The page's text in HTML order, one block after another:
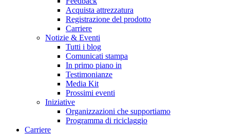
Acquista attrezzatura
Registrazione del prodotto
Carriere
Notizie & Eventi
Tutti i blog
Comunicati stampa
In primo piano in
Testimonianze
Media Kit
Prossimi eventi
Iniziative
Organizzazioni che supportiamo
Programma di riciclaggio
Carriere